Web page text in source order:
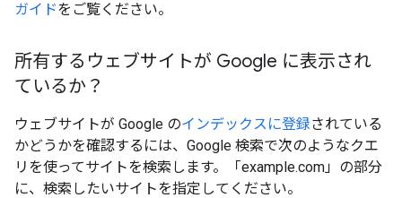
ガイドをご覧ください。
所有するウェブサイトが Google に表示され
ているか？
ウェブサイトが Google のインデックスに登録されている
かどうかを確認するには、Google 検索で次のようなクエ
リを使ってサイトを検索します。「example.com」の部分
に、検索したいサイトを指定してください。